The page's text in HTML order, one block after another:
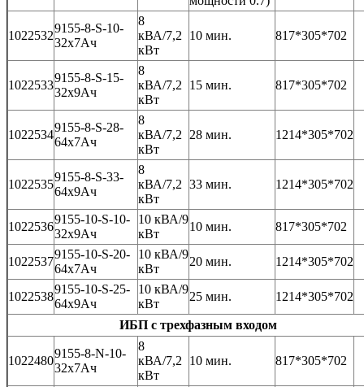
1022532
9155-8-S-10-
32x7Ач
8
кВА/7,2
кВт
10 мин. 817*305*702
1022533
9155-8-S-15-
32x9Ач
8
кВА/7,2
кВт
15 мин. 817*305*702
1022534
9155-8-S-28-
64x7Ач
8
кВА/7,2
кВт
28 мин. 1214*305*702
1022535
9155-8-S-33-
64x9Ач
8
кВА/7,2
кВт
33 мин. 1214*305*702
1022536
9155-10-S-10-
32x9Ач
10 кВА/9
кВт
10 мин. 817*305*702
1022537
9155-10-S-20-
64x7Ач
10 кВА/9
кВт
20 мин. 1214*305*702
1022538
9155-10-S-25-
64x9Ач
10 кВА/9
кВт
25 мин. 1214*305*702
ИБП с трехфазным входом
1022480
9155-8-N-10-
32x7Ач
8
кВА/7,2
кВт
10 мин. 817*305*702